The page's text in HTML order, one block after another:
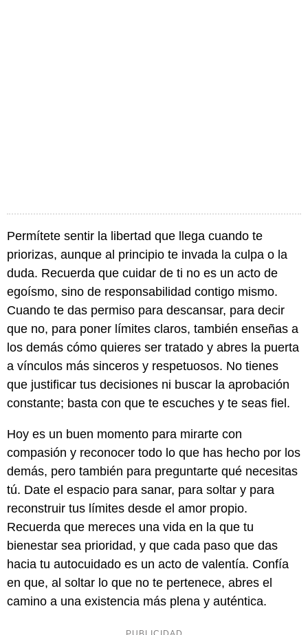
Permítete sentir la libertad que llega cuando te
priorizas, aunque al principio te invada la culpa o la
duda. Recuerda que cuidar de ti no es un acto de
egoísmo, sino de responsabilidad contigo mismo.
Cuando te das permiso para descansar, para decir
que no, para poner límites claros, también enseñas a
los demás cómo quieres ser tratado y abres la puerta
a vínculos más sinceros y respetuosos. No tienes
que justificar tus decisiones ni buscar la aprobación
constante; basta con que te escuches y te seas fiel.
Hoy es un buen momento para mirarte con
compasión y reconocer todo lo que has hecho por los
demás, pero también para preguntarte qué necesitas
tú. Date el espacio para sanar, para soltar y para
reconstruir tus límites desde el amor propio.
Recuerda que mereces una vida en la que tu
bienestar sea prioridad, y que cada paso que das
hacia tu autocuidado es un acto de valentía. Confía
en que, al soltar lo que no te pertenece, abres el
camino a una existencia más plena y auténtica.